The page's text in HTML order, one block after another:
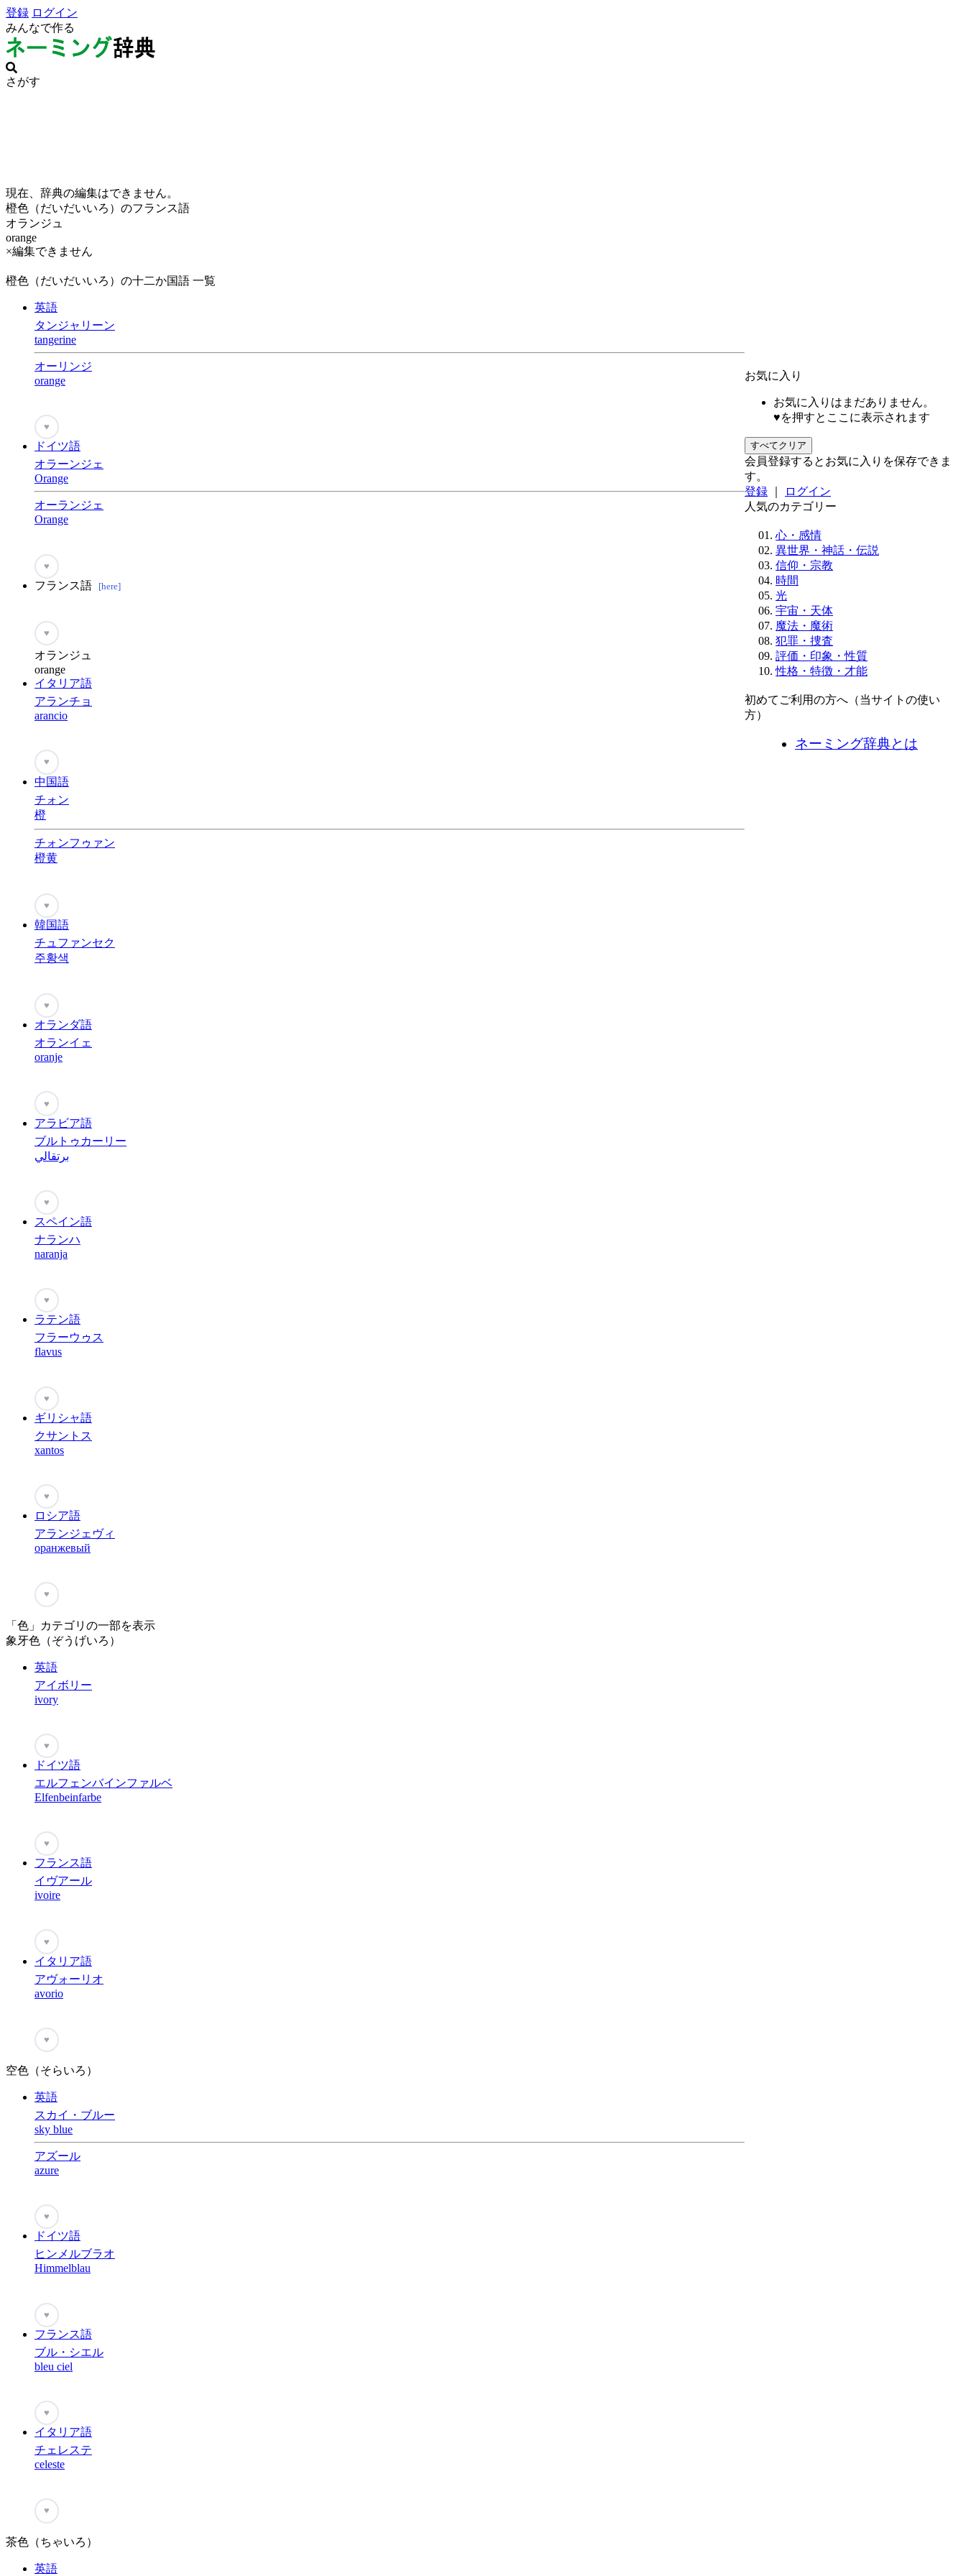
登録 ログイン
みんなで作る
さがす
現在、辞典の編集はできません。
橙色（だいだいいろ）のフランス語
オランジュ
orange
×編集できません
橙色（だいだいいろ）の十二か国語 一覧
英語
タンジャリーン
tangerine
オーリンジ
orange
♥
ドイツ語
オラーンジェ
Orange
オーランジェ
Orange
♥
フランス語 [here]
♥
オランジュ
orange
イタリア語
アランチョ
arancio
♥
中国語
チォン
橙
チォンフゥァン
橙黄
♥
韓国語
チュファンセク
주황색
♥
オランダ語
オランイェ
oranje
♥
アラビア語
ブルトゥカーリー
برتقالي
♥
スペイン語
ナランハ
naranja
♥
ラテン語
フラーウゥス
flavus
♥
ギリシャ語
クサントス
xantos
♥
ロシア語
アランジェヴィ
оранжевый
♥
「色」カテゴリの一部を表示
象牙色（ぞうげいろ）
英語
アイボリー
ivory
♥
ドイツ語
エルフェンバインファルベ
Elfenbeinfarbe
♥
フランス語
イヴアール
ivoire
♥
イタリア語
アヴォーリオ
avorio
♥
空色（そらいろ）
英語
スカイ・ブルー
sky blue
アズール
azure
♥
ドイツ語
ヒンメルブラオ
Himmelblau
♥
フランス語
ブル・シエル
bleu ciel
♥
イタリア語
チェレステ
celeste
♥
茶色（ちゃいろ）
英語
お気に入り
お気に入りはまだありません。
♥を押すとここに表示されます
すべてクリア
会員登録するとお気に入りを保存できま
す。
登録
ログイン
人気のカテゴリー
心・感情
異世界・神話・伝説
信仰・宗教
時間
光
宇宙・天体
魔法・魔術
犯罪・捜査
評価・印象・性質
性格・特徴・才能
初めてご利用の方へ（当サイトの使い
方）
ネーミング辞典とは